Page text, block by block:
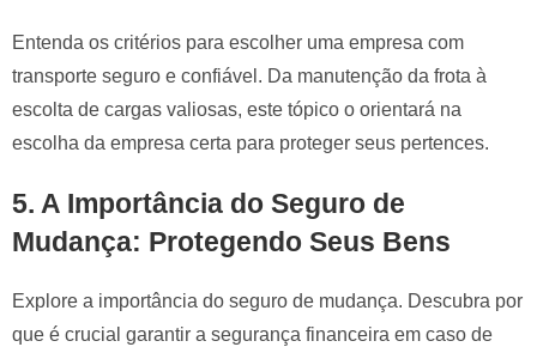
Entenda os critérios para escolher uma empresa com
transporte seguro e confiável. Da manutenção da frota à
escolta de cargas valiosas, este tópico o orientará na
escolha da empresa certa para proteger seus pertences.
5. A Importância do Seguro de
Mudança: Protegendo Seus Bens
Explore a importância do seguro de mudança. Descubra por
que é crucial garantir a segurança financeira em caso de